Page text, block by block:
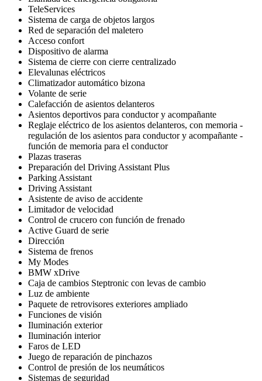
TeleServices
Sistema de carga de objetos largos
Red de separación del maletero
Acceso confort
Dispositivo de alarma
Sistema de cierre con cierre centralizado
Elevalunas eléctricos
Climatizador automático bizona
Volante de serie
Calefacción de asientos delanteros
Asientos deportivos para conductor y acompañante
Reglaje eléctrico de los asientos delanteros, con memoria -
regulación de los asientos para conductor y acompañante -
función de memoria para el conductor
Plazas traseras
Preparación del Driving Assistant Plus
Parking Assistant
Driving Assistant
Asistente de aviso de accidente
Limitador de velocidad
Control de crucero con función de frenado
Active Guard de serie
Dirección
Sistema de frenos
My Modes
BMW xDrive
Caja de cambios Steptronic con levas de cambio
Luz de ambiente
Paquete de retrovisores exteriores ampliado
Funciones de visión
Iluminación exterior
Iluminación interior
Faros de LED
Juego de reparación de pinchazos
Control de presión de los neumáticos
Sistemas de seguridad